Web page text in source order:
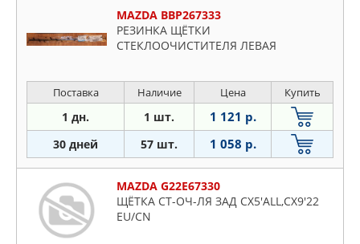
MAZDA BBP267333
РЕЗИНКА ЩЁТКИ
СТЕКЛООЧИСТИТЕЛЯ ЛЕВАЯ
Поставка Наличие Цена Купить
1 дн. 1 шт. 1 121 р.
30 дней 57 шт. 1 058 р.
MAZDA G22E67330
ЩЁТКА СТ-ОЧ-ЛЯ ЗАД CX5'ALL,CX9'22
EU/CN